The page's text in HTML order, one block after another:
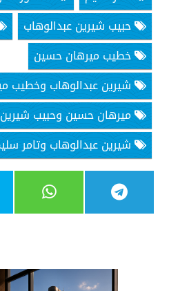
حبيب شيرين عبدالوهاب
خطيب ميرهان حسين
شيرين عبدالوهاب وخطيب
ميرهان حسين وحبيب
شيرين عبدالوهاب وتامر